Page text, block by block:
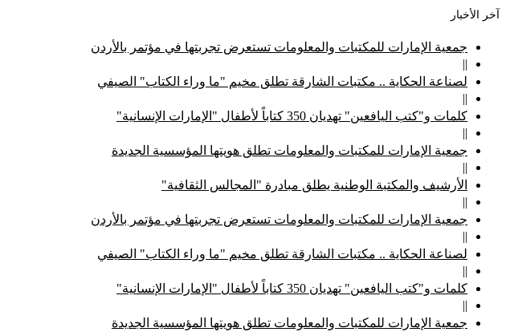
آخر الأخبار
جمعية الإمارات للمكتبات والمعلومات تستعرض تجربتها في مؤتمر بالأردن
||
لصناعة الحكاية .. مكتبات الشارقة تطلق مخيم "ما وراء الكتاب" الصيفي
||
كلمات و"كتب اليافعين" تهديان 350 كتاباً لأطفال "الإمارات الإنسانية"
||
جمعية الإمارات للمكتبات والمعلومات تطلق هويتها المؤسسية الجديدة
||
الأرشيف والمكتبة الوطنية يطلق مبادرة "المجالس الثقافية"
||
جمعية الإمارات للمكتبات والمعلومات تستعرض تجربتها في مؤتمر بالأردن
||
لصناعة الحكاية .. مكتبات الشارقة تطلق مخيم "ما وراء الكتاب" الصيفي
||
كلمات و"كتب اليافعين" تهديان 350 كتاباً لأطفال "الإمارات الإنسانية"
||
جمعية الإمارات للمكتبات والمعلومات تطلق هويتها المؤسسية الجديدة